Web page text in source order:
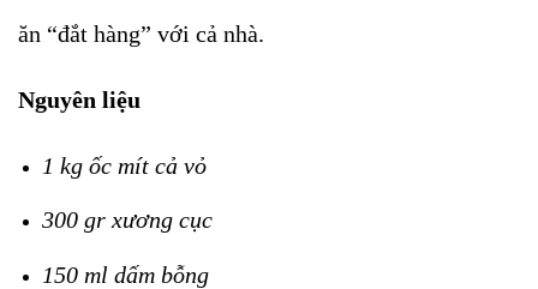
ăn “đắt hàng” với cả nhà.
Nguyên liệu
1 kg ốc mít cả vỏ
300 gr xương cục
150 ml dấm bỗng